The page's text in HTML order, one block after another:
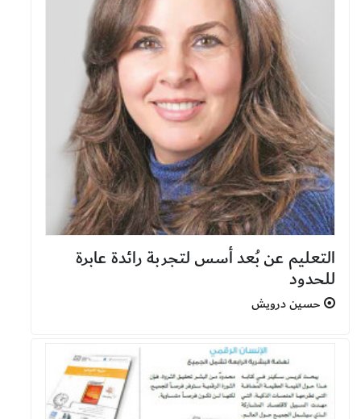
التعليم عن بُعد أسس لتجربة رائدة عابرة
للحدود
حسين درويش